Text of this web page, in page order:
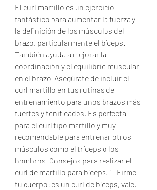
El curl martillo es un ejercicio
fantástico para aumentar la fuerza y
la definición de los músculos del
brazo, particularmente el bíceps.
También ayuda a mejorar la
coordinación y el equilibrio muscular
en el brazo. Asegúrate de incluir el
curl martillo en tus rutinas de
entrenamiento para unos brazos más
fuertes y tonificados. Es perfecta
para el curl tipo martillo y muy
recomendable para entrenar otros
músculos como el tríceps o los
hombros. Consejos para realizar el
curl de martillo para bíceps. 1- Firme
tu cuerpo: es un curl de bíceps, vale,